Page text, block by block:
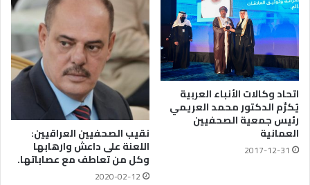
اتحاد وكالات الأنباء العربية
يُكرِّم الدكتور محمد العريمي
رئيس جمعية الصحفيين
العمانية
2017-12-31
نقيب الصحفيين العراقيين:
اللعنة على داعش وارهابها
وكل من تعاطف مع عصاباتها.
2020-02-12